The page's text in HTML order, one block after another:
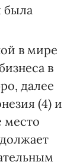
была
в мире
в
далее
(4) и
место